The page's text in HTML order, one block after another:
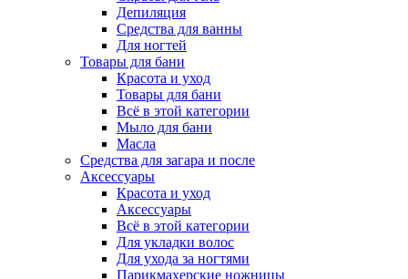
Депиляция
Средства для ванны
Для ногтей
Товары для бани
Красота и уход
Товары для бани
Всё в этой категории
Мыло для бани
Масла
Средства для загара и после
Аксессуары
Красота и уход
Аксессуары
Всё в этой категории
Для укладки волос
Для ухода за ногтями
Парикмахерские ножницы